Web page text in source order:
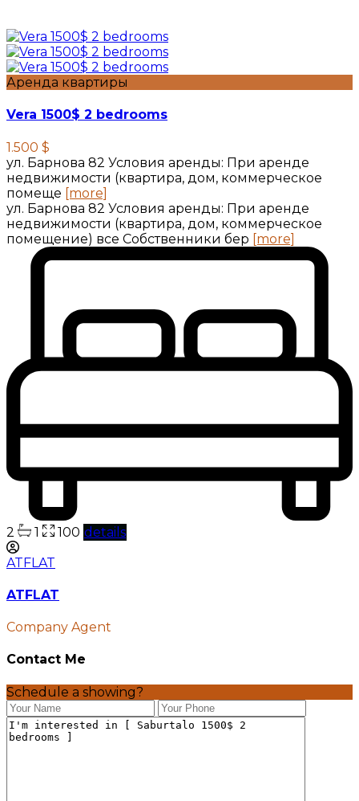
Аренда квартиры
Vera 1500$ 2 bedrooms
1.500 $
ул. Барнова 82 Условия аренды: При аренде
недвижимости (квартира, дом, коммерческое
помеще [more]
ул. Барнова 82 Условия аренды: При аренде
недвижимости (квартира, дом, коммерческое
помещение) все Собственники бер [more]
2 1 100 details
ATFLAT
ATFLAT
Company Agent
Contact Me
Schedule a showing?